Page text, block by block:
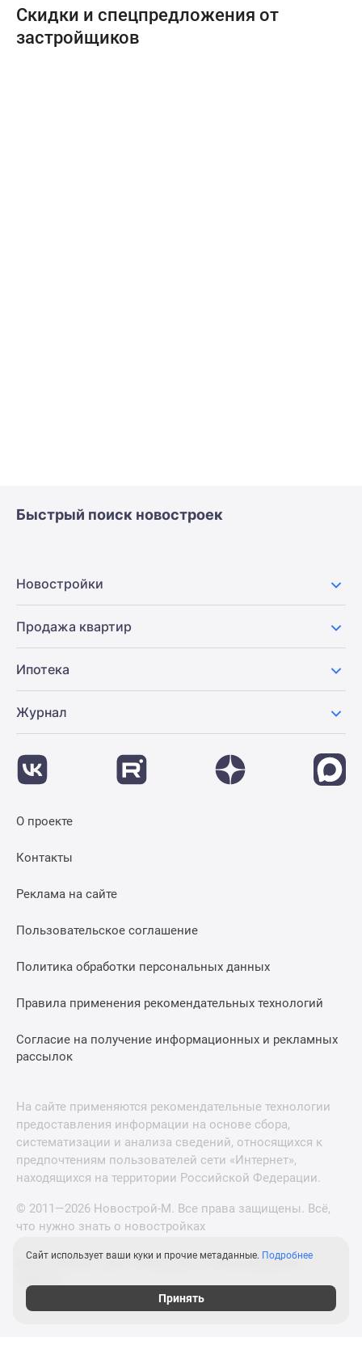
Скидки и спецпредложения от
застройщиков
Быстрый поиск новостроек
Новостройки
Продажа квартир
Ипотека
Журнал
О проекте
Контакты
Реклама на сайте
Пользовательское соглашение
Политика обработки персональных данных
Правила применения рекомендательных технологий
Согласие на получение информационных и рекламных
рассылок
На сайте применяются рекомендательные технологии
предоставления информации на основе сбора,
систематизации и анализа сведений, относящихся к
предпочтениям пользователей сети «Интернет»,
находящихся на территории Российской Федерации.
© 2011—2026 Новострой-М. Все права защищены. Всё,
что нужно знать о новостройках
Новостройки Санкт-Петербурга и Ленинградской
Сайт использует ваши куки и прочие метаданные. Подробнее
Принять